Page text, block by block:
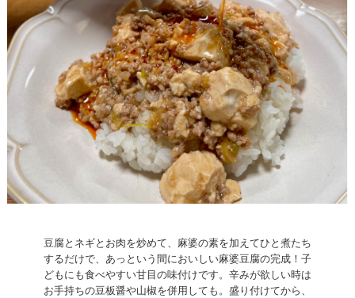
豆腐とネギとお肉を炒めて、麻婆の素を加えてひと煮たち
するだけで、あっという間においしい麻婆豆腐の完成！子
どもにも食べやすい甘目の味付けです。辛みが欲しい時は
お手持ちの豆板醤や山椒を併用しても。盛り付けてから、